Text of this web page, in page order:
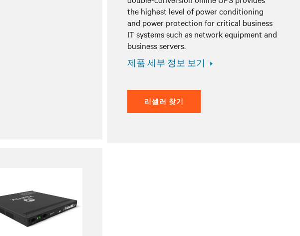
the highest level of power conditioning
and power protection for critical business
IT systems such as network equipment and
business servers.
제품 세부 정보 보기
리셀러 찾기